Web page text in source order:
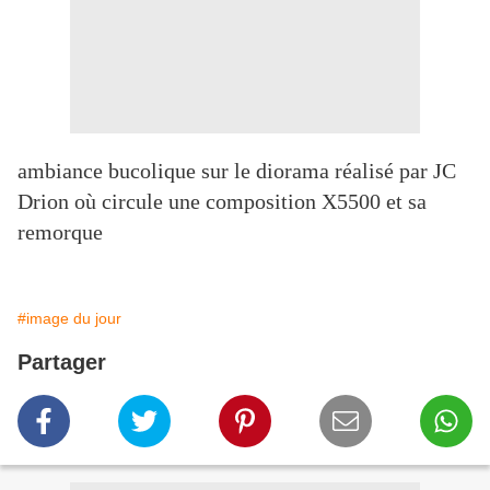
ambiance bucolique sur le diorama réalisé par JC
Drion où circule une composition X5500 et sa
remorque
#image du jour
Partager